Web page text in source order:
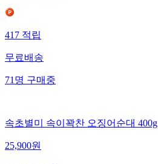
417적립
무료배송
71명구매중
속초별미 속이꽉찬 오징어순대 400g
25,900원